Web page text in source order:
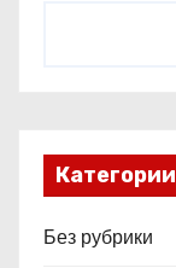
Категории
Без рубрики